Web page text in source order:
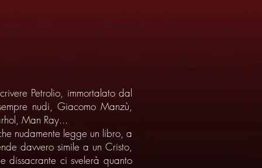
Petrolio, immortalato dal
nudi, Giacomo Manzù,
Man Ray...
nudamente legge un libro, a
davvero simile a un Cristo,
ci svelerà quanto